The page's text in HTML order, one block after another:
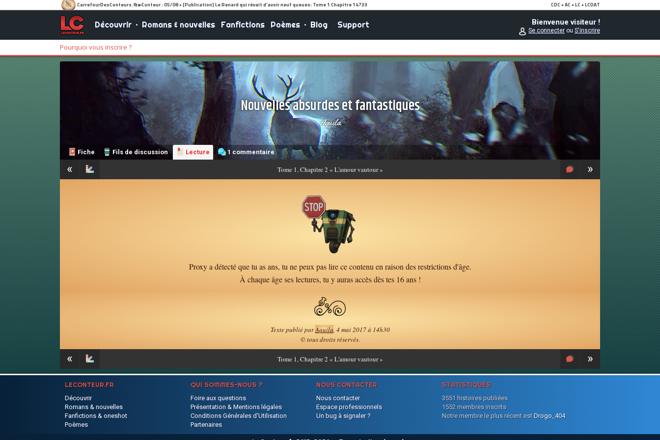
Découvrir• Romans & nouvelles Fanfictions Poèmes• Blog Support Bienvenue visiteur !
Se connecterou S'inscrire
Pourquoi vous inscrire ?
Nouvelles absurdes et fantastiques
Aquila
Fiche Fils de discussion Lecture 1 commentaire
« »
Tome1, Chapitre 2 « L'amour vautour »
Proxy a détecté que tu as ans, tu ne peux pas lire ce contenu en raison des restrictions d'âge.
À chaque âge ses lectures, tu y auras accès dès tes 16 ans !
Texte publié parAquila, 4 mai 2017 à 14h30
© tous droits réservés.
« »
Tome1, Chapitre 2 « L'amour vautour »
LECONTEUR.FR QUI SOMMES-NOUS ? NOUS CONTACTER STATISTIQUES
Découvrir
Romans & nouvelles
Fanfictions & oneshot
Poèmes
Foire aux questions
Présentation & Mentions légales
Conditions Générales d'Utilisation
Partenaires
Nous contacter
Espace professionnels
Un bug à signaler ?
3551 histoires publiées
1552 membres inscrits
Notre membre le plus récent estDrogo_404